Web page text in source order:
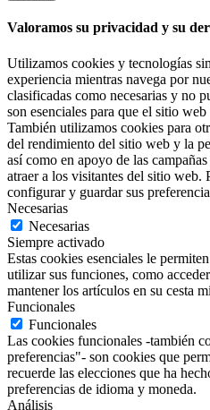
Valoramos su privacidad y su
Utilizamos cookies y tecnologías
experiencia mientras navega por
clasificadas como necesarias y no
son esenciales para que el sitio
También utilizamos cookies para
del rendimiento del sitio web y la
así como en apoyo de las
atraer a los visitantes del sitio web.
configurar y guardar sus
Necesarias
Necesarias
Siempre activado
Estas cookies esenciales le
utilizar sus funciones, como
mantener los artículos en su cesta
Funcionales
Funcionales
Las cookies funcionales -también
preferencias"- son cookies que
recuerde las elecciones que ha
preferencias de idioma y moneda.
Análisis